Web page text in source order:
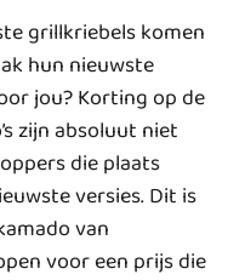
grillkriebels komen
hun nieuwste
jou? Korting op de
zijn absoluut niet
die plaats
versies. Dit is
van
voor een prijs die